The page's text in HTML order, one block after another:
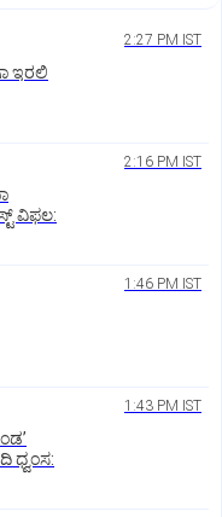
2:27 PM IST
ಇರಲಿ
2:16 PM IST
ವಿಫಲ:
1:46 PM IST
1:43 PM IST
ಧ್ವಂಸ: